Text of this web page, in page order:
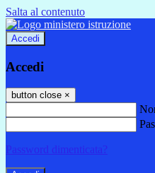
Salta al contenuto
Accedi
Accedi
button close ×
Password dimenticata?